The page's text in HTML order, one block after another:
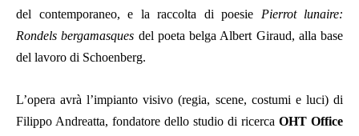
del contemporaneo, e la raccolta di poesie Pierrot lunaire:
Rondels bergamasques del poeta belga Albert Giraud, alla base
del lavoro di Schoenberg.
L’opera avrà l’impianto visivo (regia, scene, costumi e luci) di
Filippo Andreatta, fondatore dello studio di ricerca OHT Office